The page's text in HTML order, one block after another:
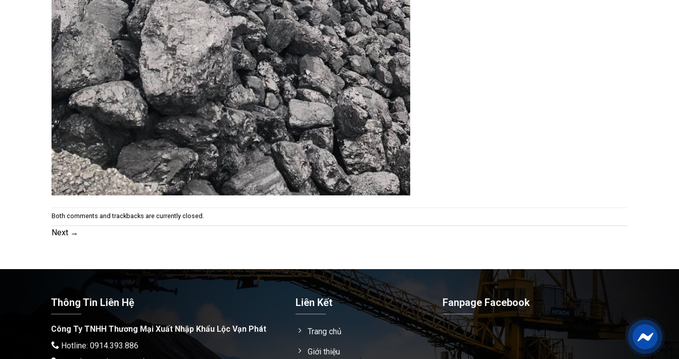
Both comments and trackbacks are currently closed.
Next →
Thông Tin Liên Hệ
Công Ty TNHH Thương Mại Xuất Nhập Khẩu Lộc Vạn Phát
Hotline: 0914.393.886
Liên Kết
Trang chủ
Giới thiệu
Fanpage Facebook